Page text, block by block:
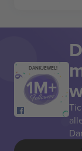
DANKJEWEL!